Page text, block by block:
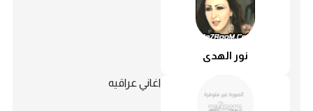
نور الهدى
اغاني عراقيه